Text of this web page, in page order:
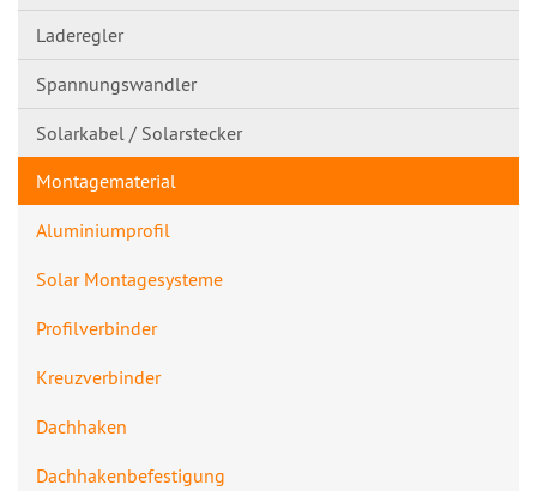
Laderegler
Spannungswandl​er
Solarkabel / Solarstecker
Montagematerial
Aluminiumprofil
Solar Montagesysteme
Profilverbinde​r
Kreuzverbinder
Dachhaken
Dachhakenbefes​tigung